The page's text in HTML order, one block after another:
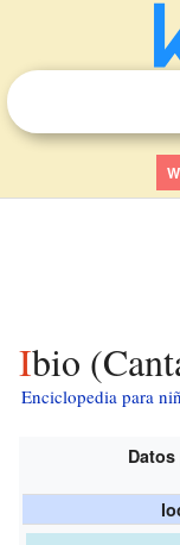
Ibio
Enciclopedia para